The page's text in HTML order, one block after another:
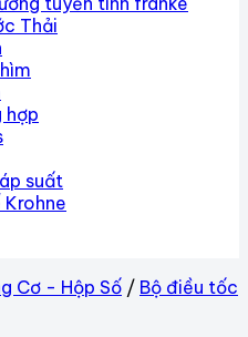
Thải
hợp
suất
Krohne
Cơ - Hộp Số / Bộ điều tốc